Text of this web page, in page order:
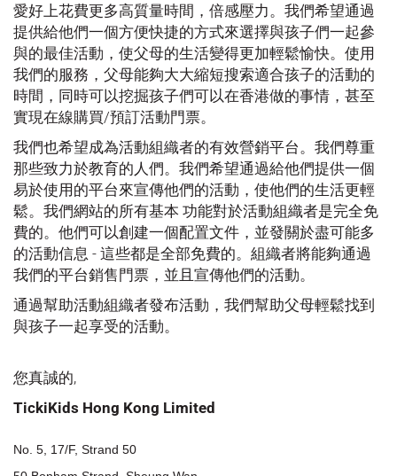
愛好上花費更多高質量時間，倍感壓力。我們希望通過
提供給他們一個方便快捷的方式來選擇與孩子們一起參
與的最佳活動，使父母的生活變得更加輕鬆愉快。使用
我們的服務，父母能夠大大縮短搜索適合孩子的活動的
時間，同時可以挖掘孩子們可以在香港做的事情，甚至
實現在線購買/預訂活動門票。
我們也希望成為活動組織者的有效營銷平台。我們尊重
那些致力於教育的人們。我們希望通過給他們提供一個
易於使用的平台來宣傳他們的活動，使他們的生活更輕
鬆。我們網站的所有基本 功能對於活動組織者是完全免
費的。他們可以創建一個配置文件，並發關於盡可能多
的活動信息 - 這些都是全部免費的。組織者將能夠通過
我們的平台銷售門票，並且宣傳他們的活動。
通過幫助活動組織者發布活動，我們幫助父母輕鬆找到
與孩子一起享受的活動。
您真誠的,
TickiKids Hong Kong Limited
No. 5, 17/F, Strand 50